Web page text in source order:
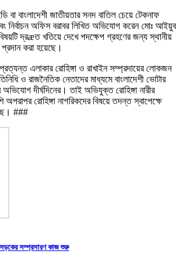
বা বাংলাদেশী জাতীয়তার সনদ বাতিল চেয়ে টেকনাফ
নির্বাচন অফিস বরাবর লিখিত অভিযোগ করেন মোঃ আইয়ুব
দ্রæত খতিয়ে দেখে পদক্ষেপ গ্রহণের জন্য স্থানীয়
প্রদান করা হয়েছে।
এলাকার রোহিঙ্গা ও রাখাইন সম্প্রদায়ের লোকজন
ও রাজনৈতিক নেতাদের মাধ্যমে বাংলাদেশী ভোটার
দীর্ঘদিনের। তাই অভিযুক্ত রোহিঙ্গা নারীর
অপরাপর রোহিঙ্গা নাগরিকদের বিষয়ে তদন্ত স্বাপেক্ষে
###
সড়কের সম্প্রসারণ কাজ শুরু